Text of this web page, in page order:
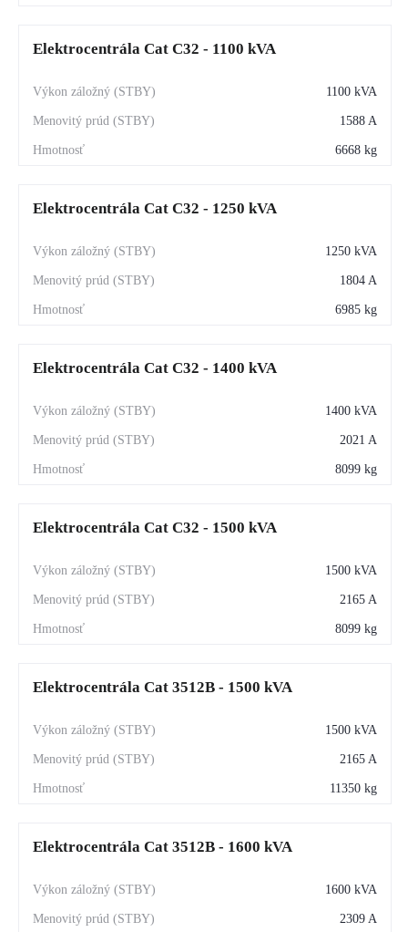
Elektrocentrála Cat C32 - 1100 kVA
1100 kVA
1588 A
6668 kg
Elektrocentrála Cat C32 - 1250 kVA
1250 kVA
1804 A
6985 kg
Elektrocentrála Cat C32 - 1400 kVA
1400 kVA
2021 A
8099 kg
Elektrocentrála Cat C32 - 1500 kVA
1500 kVA
2165 A
8099 kg
Elektrocentrála Cat 3512B - 1500 kVA
1500 kVA
2165 A
11350 kg
Elektrocentrála Cat 3512B - 1600 kVA
1600 kVA
2309 A